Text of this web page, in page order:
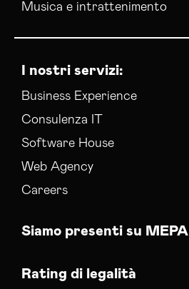
Musica e intrattenimento
I nostri servizi:
Business Experience
Consulenza IT
Software House
Web Agency
Careers
Siamo presenti su MEPA
Rating di legalità